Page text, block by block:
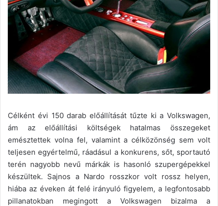
Célként évi 150 darab előállítását tűzte ki a Volkswagen,
ám az előállítási költségek hatalmas összegeket
emésztettek volna fel, valamint a célközönség sem volt
teljesen egyértelmű, ráadásul a konkurens, sőt, sportautó
terén nagyobb nevű márkák is hasonló szupergépekkel
készültek. Sajnos a Nardo rosszkor volt rossz helyen,
hiába az éveken át felé irányuló figyelem, a legfontosabb
pillanatokban megingott a Volkswagen bizalma a